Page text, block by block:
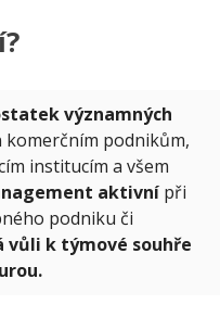
významných
komerčním podnikům,
institucím a všem
aktivní při
podniku či
vůli k týmové souhře